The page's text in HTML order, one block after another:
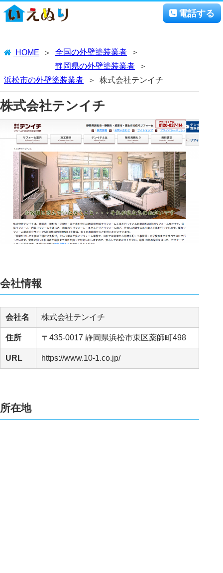
電話する
HOME
全国の外壁塗装業者
静岡県の外壁塗装業者
浜松市の外壁塗装業者
株式会社テンイチ
株式会社テンイチ
会社情報
会社名 株式会社テンイチ
住所 〒435-0017 静岡県浜松市東区薬師町498
URL https://www.10-1.co.jp/
所在地